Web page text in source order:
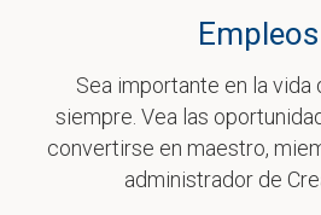
Empleos
Sea importante en la vida
siempre. Vea las
convertirse en maestro,
administrador de